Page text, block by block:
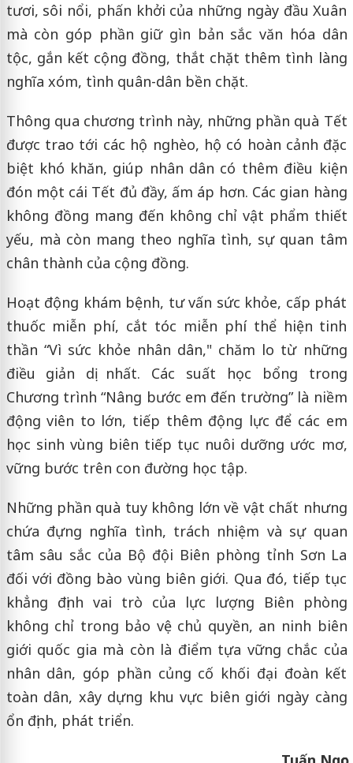
tươi, sôi nổi, phấn khởi của những ngày đầu Xuân
mà còn góp phần giữ gìn bản sắc văn hóa dân
tộc, gắn kết cộng đồng, thắt chặt thêm tình làng
nghĩa xóm, tình quân-dân bền chặt.
Thông qua chương trình này, những phần quà Tết
được trao tới các hộ nghèo, hộ có hoàn cảnh đặc
biệt khó khăn, giúp nhân dân có thêm điều kiện
đón một cái Tết đủ đầy, ấm áp hơn. Các gian hàng
không đồng mang đến không chỉ vật phẩm thiết
yếu, mà còn mang theo nghĩa tình, sự quan tâm
chân thành của cộng đồng.
Hoạt động khám bệnh, tư vấn sức khỏe, cấp phát
thuốc miễn phí, cắt tóc miễn phí thể hiện tinh
thần “Vì sức khỏe nhân dân," chăm lo từ những
điều giản dị nhất. Các suất học bổng trong
Chương trình “Nâng bước em đến trường” là niềm
động viên to lớn, tiếp thêm động lực để các em
học sinh vùng biên tiếp tục nuôi dưỡng ước mơ,
vững bước trên con đường học tập.
Những phần quà tuy không lớn về vật chất nhưng
chứa đựng nghĩa tình, trách nhiệm và sự quan
tâm sâu sắc của Bộ đội Biên phòng tỉnh Sơn La
đối với đồng bào vùng biên giới. Qua đó, tiếp tục
khẳng định vai trò của lực lượng Biên phòng
không chỉ trong bảo vệ chủ quyền, an ninh biên
giới quốc gia mà còn là điểm tựa vững chắc của
nhân dân, góp phần củng cố khối đại đoàn kết
toàn dân, xây dựng khu vực biên giới ngày càng
ổn định, phát triển.